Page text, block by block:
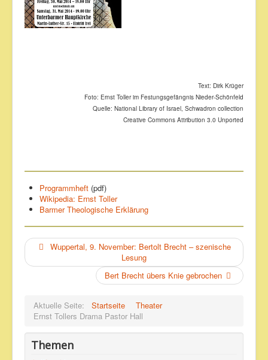
Text: Dirk Krüger
Foto: Ernst Toller im Festungsgefängnis Nieder-Schönfeld
Quelle: National Library of Israel, Schwadron collection
Creative Commons Attribution 3.0 Unported
Programmheft (pdf)
Wikipedia: Ernst Toller
Bar­mer Theo­lo­gi­sche Er­klä­rung
Wuppertal, 9. November: Bertolt Brecht – szenische
Lesung
Bert Brecht übers Knie gebrochen
Aktuelle Seite: Startseite
Theater
Ernst Tol­lers Dra­ma Pas­tor Hall
Themen